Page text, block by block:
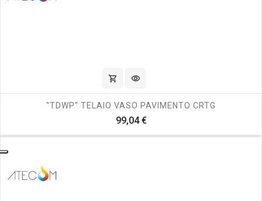
shopping_cart visibility
"TDWP" TELAIO VASO PAVIMENTO CRTG
99,04 €Prezzo